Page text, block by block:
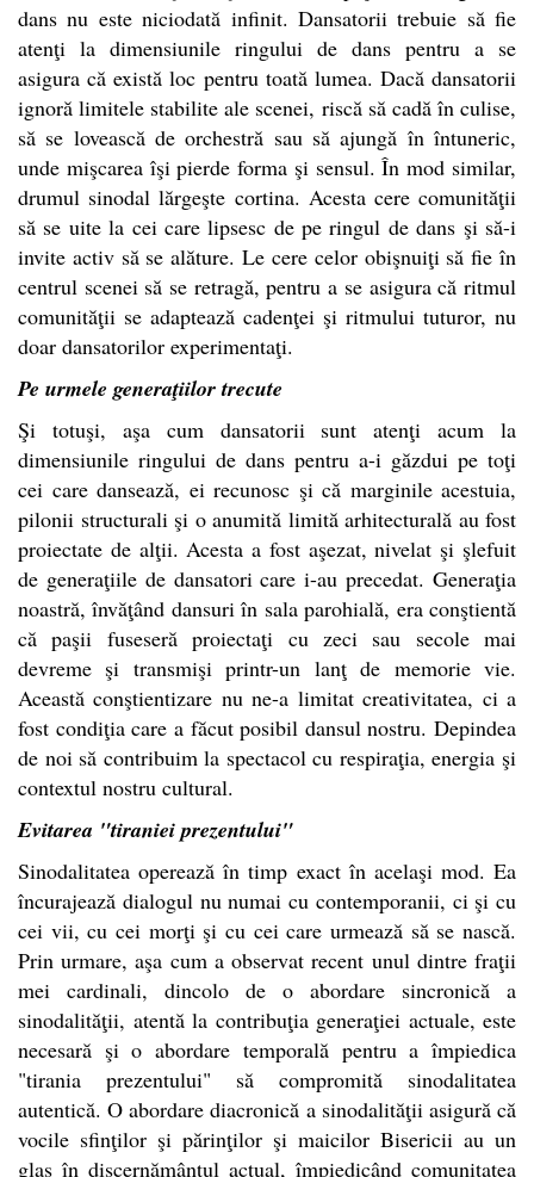
dans nu este niciodată infinit. Dansatorii trebuie să fie
atenţi la dimensiunile ringului de dans pentru a se
asigura că există loc pentru toată lumea. Dacă dansatorii
ignoră limitele stabilite ale scenei, riscă să cadă în culise,
să se lovească de orchestră sau să ajungă în întuneric,
unde mişcarea îşi pierde forma şi sensul. În mod similar,
drumul sinodal lărgeşte cortina. Acesta cere comunităţii
să se uite la cei care lipsesc de pe ringul de dans şi să-i
invite activ să se alăture. Le cere celor obişnuiţi să fie în
centrul scenei să se retragă, pentru a se asigura că ritmul
comunităţii se adaptează cadenţei şi ritmului tuturor, nu
doar dansatorilor experimentaţi.
Pe urmele generaţiilor trecute
Şi totuşi, aşa cum dansatorii sunt atenţi acum la
dimensiunile ringului de dans pentru a-i găzdui pe toţi
cei care dansează, ei recunosc şi că marginile acestuia,
pilonii structurali şi o anumită limită arhitecturală au fost
proiectate de alţii. Acesta a fost aşezat, nivelat şi şlefuit
de generaţiile de dansatori care i-au precedat. Generaţia
noastră, învăţând dansuri în sala parohială, era conştientă
că paşii fuseseră proiectaţi cu zeci sau secole mai
devreme şi transmişi printr-un lanţ de memorie vie.
Această conştientizare nu ne-a limitat creativitatea, ci a
fost condiţia care a făcut posibil dansul nostru. Depindea
de noi să contribuim la spectacol cu respiraţia, energia şi
contextul nostru cultural.
Evitarea "tiraniei prezentului"
Sinodalitatea operează în timp exact în acelaşi mod. Ea
încurajează dialogul nu numai cu contemporanii, ci şi cu
cei vii, cu cei morţi şi cu cei care urmează să se nască.
Prin urmare, aşa cum a observat recent unul dintre fraţii
mei cardinali, dincolo de o abordare sincronică a
sinodalităţii, atentă la contribuţia generaţiei actuale, este
necesară şi o abordare temporală pentru a împiedica
"tirania prezentului" să compromită sinodalitatea
autentică. O abordare diacronică a sinodalităţii asigură că
vocile sfinţilor şi părinţilor şi maicilor Bisericii au un
glas în discernământul actual, împiedicând comunitatea